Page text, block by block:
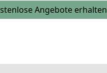
Angebote erhalten